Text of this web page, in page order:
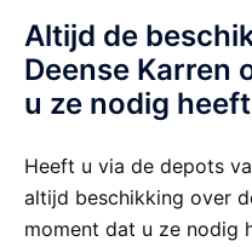
Altijd de
Deense Karren
u ze nodig heeft
Heeft u via de depots
altijd beschikking over
moment dat u ze nodig